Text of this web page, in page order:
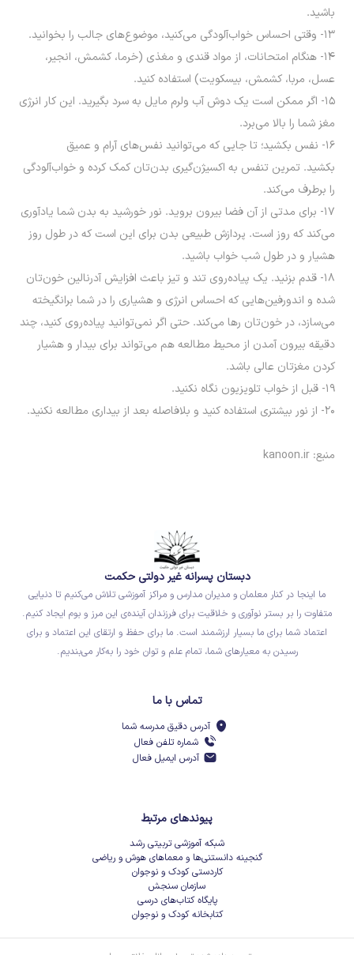
باشید.
۱۳- وقتی احساس خواب‌آلودگی می‌کنید، موضوع‌های جالب را بخوانید.
۱۴- هنگام امتحانات، از مواد قندى و مغذى (خرما، کشمش، انجیر،
عسل، مربا، کشمش، بیسکویت) استفاده کنید.
۱۵- اگر ممکن است یک دوش آب ولرم مایل به سرد بگیرید. این کار انرژی
مغز شما را بالا می‌برد.
۱۶- نفس بکشید؛ تا جایی که می‌توانید نفس‌های آرام و عمیق
بکشید. تمرین تنفس به اکسیژن‌گیری بدن‌تان کمک کرده و خواب‌آلودگی
را برطرف می‌کند.
۱۷- برای مدتی از آن فضا بیرون بروید. نور خورشید به بدن شما یادآوری
می‌کند که روز است. پردازش طبیعی بدن برای این است که در طول روز
هشیار و در طول شب خواب باشید.
۱۸- قدم بزنید. یک پیاده‌روی تند و تیز باعث افزایش آدرنالین خون‌تان
شده و اندورفین‌هایی که احساس انرژی و هشیاری را در شما برانگیخته
می‌سازد، در خون‌تان رها می‌کند. حتی اگر نمی‌توانید پیاده‌روی کنید، چند
دقیقه بیرون آمدن از محیط مطالعه هم می‌تواند برای بیدار و هشیار
کردن مغزتان عالی باشد.
۱۹- قبل از خواب تلویزیون نگاه نکنید.
۲۰- از نور بیشتری استفاده کنید و بلافاصله بعد از بیداری مطالعه نکنید.
منبع: kanoon.ir
دبستان پسرانه غیر دولتی حکمت
ما اینجا در کنار معلمان و مدیران مدارس و مراکز آموزشی تلاش می‌کنیم تا دنیایی
متفاوت را بر بستر نوآوری و خلاقیت برای فرزندان آینده‌ی این مرز و بوم ایجاد کنیم.
اعتماد شما برای ما بسیار ارزشمند است. ما برای حفظ و ارتقای این اعتماد و برای
رسیدن به معیارهای شما، تمام علم و توان خود را به‌کار می‌بندیم.
تماس با ما
آدرس دقیق مدرسه شما
شماره تلفن فعال
آدرس ایمیل فعال
پیوندهای مرتبط
شبکه آموزشی تربیتی رشد
گنجینه دانستنی‌ها و معماهای هوش و ریاضی
کاردستی کودک و نوجوان
سازمان سنجش
پایگاه کتاب‌های درسی
کتابخانه کودک و نوجوان